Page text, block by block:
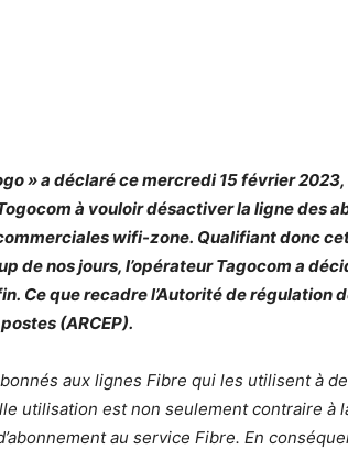
» a déclaré ce mercredi 15 février
à vouloir désactiver la ligne des
wifi-zone. Qualifiant donc
de nos jours, l’opérateurTagocom a
Ce que recadre l’Autorité de régulation
(ARCEP).
aux lignes Fibre qui les utilisent à
utilisation est non seulement contraire à
au service Fibre. En